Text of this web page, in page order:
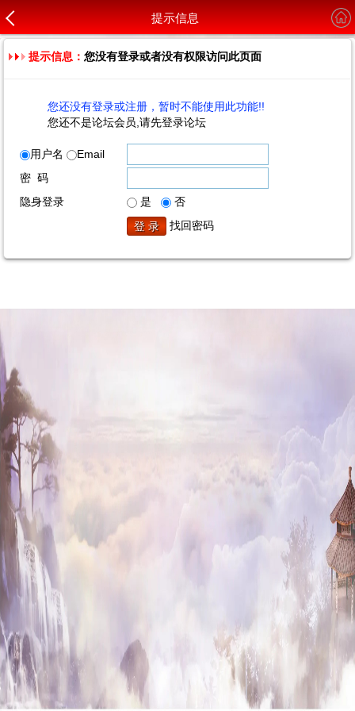
提示信息
提示信息：您没有登录或者没有权限访问此页面
您还没有登录或注册，暂时不能使用此功能!!
您还不是论坛会员,请先登录论坛
用户名
Email
密 码
隐身登录
是
否
找回密码